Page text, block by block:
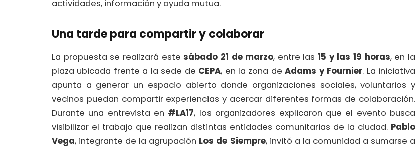
actividades, información y ayuda mutua.
Una tarde para compartir y colaborar
La propuesta se realizará estesábado 21 de marzo, entre las15 y las 19 horas, en la
plaza ubicada frente a la sede de CEPA, en la zona deAdams y Fournier. La iniciativa
apunta a generar un espacio abierto donde organizaciones sociales, voluntarios y
vecinos puedan compartir experiencias y acercar diferentes formas de colaboración.
Durante una entrevista en #LA17, los organizadores explicaron que el evento busca
visibilizar el trabajo que realizan distintas entidades comunitarias de la ciudad. Pablo
Vega, integrante de la agrupación Los de Siempre, invitó a la comunidad a sumarse a